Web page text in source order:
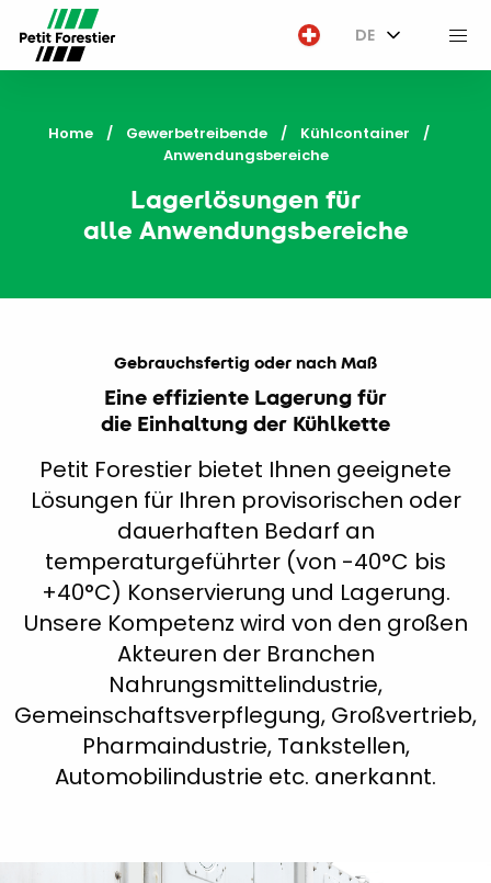
DE
Home Gewerbetreibende
Kühlcontainer
Current:
Anwendungsbereiche
Lagerlösungen für
alle Anwendungsbereiche
Gebrauchsfertig oder nach Maß
Eine effiziente Lagerung für
die Einhaltung der Kühlkette
Petit Forestier bietet Ihnen geeignete
Lösungen für Ihren provisorischen oder
dauerhaften Bedarf an
temperaturgeführter (von -40°C bis
+40°C) Konservierung und Lagerung.
Unsere Kompetenz wird von den großen
Akteuren der Branchen
Nahrungsmittelindustrie,
Gemeinschaftsverpflegung, Großvertrieb,
Pharmaindustrie, Tankstellen,
Automobilindustrie etc. anerkannt.